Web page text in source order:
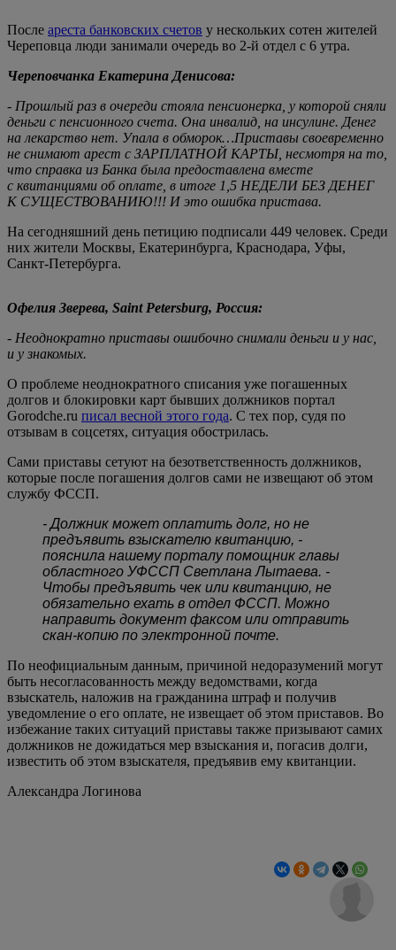
После ареста банковских счетов у нескольких сотен жителей
Череповца люди занимали очередь во 2-й отдел с 6 утра.
Череповчанка Екатерина Денисова:
- Прошлый раз в очереди стояла пенсионерка, у которой сняли
деньги с пенсионного счета. Она инвалид, на инсулине. Денег
на лекарство нет. Упала в обморок…Приставы своевременно
не снимают арест с ЗАРПЛАТНОЙ КАРТЫ, несмотря на то,
что справка из Банка была предоставлена вместе
с квитанциями об оплате, в итоге 1,5 НЕДЕЛИ БЕЗ ДЕНЕГ
К СУЩЕСТВОВАНИЮ!!! И это ошибка пристава.
На сегодняшний день петицию подписали 449 человек. Среди
них жители Москвы, Екатеринбурга, Краснодара, Уфы,
Санкт-Петербурга.
Офелия Зверева, Saint Petersburg, Россия:
- Неоднократно приставы ошибочно снимали деньги и у нас,
и у знакомых.
О проблеме неоднократного списания уже погашенных
долгов и блокировки карт бывших должников портал
Gorodche.ru писал весной этого года. С тех пор, судя по
отзывам в соцсетях, ситуация обострилась.
Сами приставы сетуют на безответственность должников,
которые после погашения долгов сами не извещают об этом
службу ФССП.
- Должник может оплатить долг, но не
предъявить взыскателю квитанцию, -
пояснила нашему порталу помощник главы
областного УФССП Светлана Лытаева. -
Чтобы предъявить чек или квитанцию, не
обязательно ехать в отдел ФССП. Можно
направить документ факсом или отправить
скан-копию по электронной почте.
По неофициальным данным, причиной недоразумений могут
быть несогласованность между ведомствами, когда
взыскатель, наложив на гражданина штраф и получив
уведомление о его оплате, не извещает об этом приставов. Во
избежание таких ситуаций приставы также призывают самих
должников не дожидаться мер взыскания и, погасив долги,
известить об этом взыскателя, предъявив ему квитанции.
Александра Логинова